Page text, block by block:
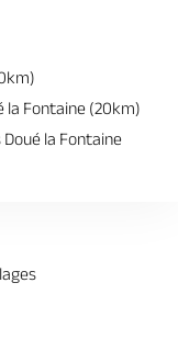
la Fontaine (20km)
la Fontaine